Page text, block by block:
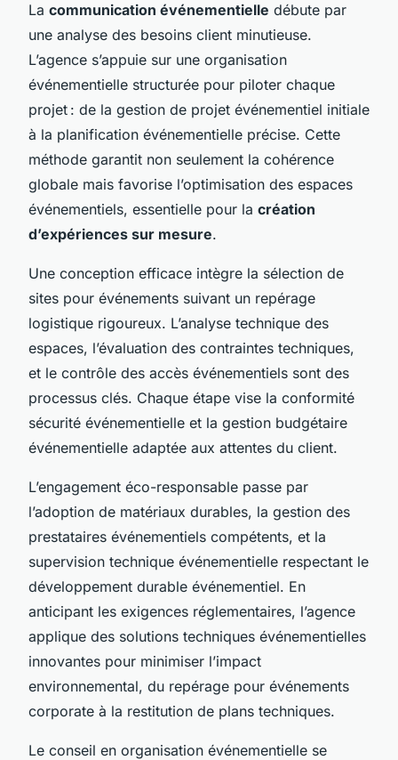
La communication événementielle débute par
une analyse des besoins client minutieuse.
L’agence s’appuie sur une organisation
événementielle structurée pour piloter chaque
projet : de la gestion de projet événementiel initiale
à la planification événementielle précise. Cette
méthode garantit non seulement la cohérence
globale mais favorise l’optimisation des espaces
événementiels, essentielle pour la création
d’expériences sur mesure.
Une conception efficace intègre la sélection de
sites pour événements suivant un repérage
logistique rigoureux. L’analyse technique des
espaces, l’évaluation des contraintes techniques,
et le contrôle des accès événementiels sont des
processus clés. Chaque étape vise la conformité
sécurité événementielle et la gestion budgétaire
événementielle adaptée aux attentes du client.
L’engagement éco-responsable passe par
l’adoption de matériaux durables, la gestion des
prestataires événementiels compétents, et la
supervision technique événementielle respectant le
développement durable événementiel. En
anticipant les exigences réglementaires, l’agence
applique des solutions techniques événementielles
innovantes pour minimiser l’impact
environnemental, du repérage pour événements
corporate à la restitution de plans techniques.
Le conseil en organisation événementielle se